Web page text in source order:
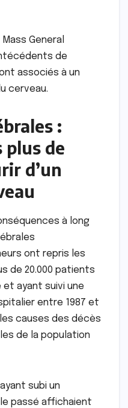
General
de
associés à un
cerveau.
:
plus de
d’un
à long
ont repris les
de 20.000 patients
ayant suivi une
entre 1987 et
causes des décès
de la population
subi un
passé affichaient